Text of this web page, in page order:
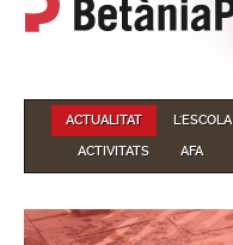
ACTUALITAT L'ESCOLA
ACTIVITATS
AFA